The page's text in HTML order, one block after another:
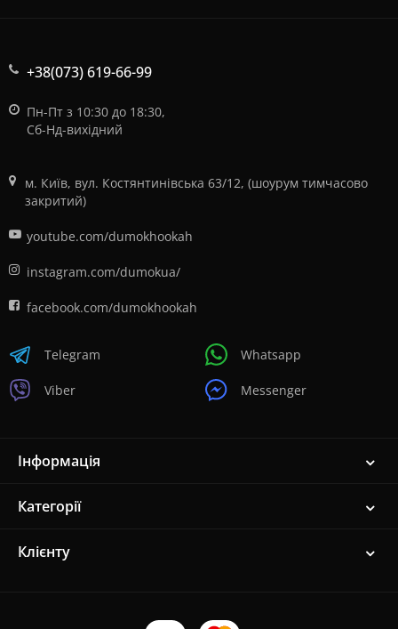
+38(073) 619-66-99
Пн-Пт з 10:30 до 18:30,
Сб-Нд-вихідний
м. Київ, вул. Костянтинівська 63/12, (шоурум тимчасово
закритий)
youtube.com/dumokhookah
instagram.com/dumokua/
facebook.com/dumokhookah
Telegram
Viber
Whatsapp
Messenger
Інформація
Категорії
Клієнту